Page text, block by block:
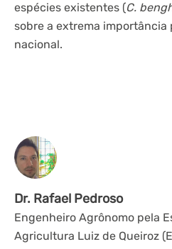
espécies existentes (C.
sobre a extrema importância
nacional.
Dr. Rafael Pedroso
Engenheiro Agrônomo pela
Agricultura Luiz de Queiroz